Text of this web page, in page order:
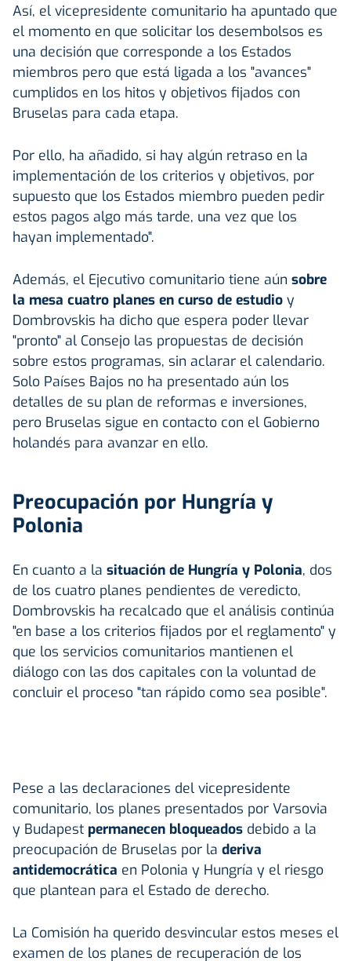
Así, el vicepresidente comunitario ha apuntado que
el momento en que solicitar los desembolsos es
una decisión que corresponde a los Estados
miembros pero que está ligada a los "avances"
cumplidos en los hitos y objetivos fijados con
Bruselas para cada etapa.
Por ello, ha añadido, si hay algún retraso en la
implementación de los criterios y objetivos, por
supuesto que los Estados miembro pueden pedir
estos pagos algo más tarde, una vez que los
hayan implementado".
Además, el Ejecutivo comunitario tiene aún sobre
la mesa cuatro planes en curso de estudio y
Dombrovskis ha dicho que espera poder llevar
"pronto" al Consejo las propuestas de decisión
sobre estos programas, sin aclarar el calendario.
Solo Países Bajos no ha presentado aún los
detalles de su plan de reformas e inversiones,
pero Bruselas sigue en contacto con el Gobierno
holandés para avanzar en ello.
Preocupación por Hungría y
Polonia
En cuanto a la situación de Hungría y Polonia, dos
de los cuatro planes pendientes de veredicto,
Dombrovskis ha recalcado que el análisis continúa
"en base a los criterios fijados por el reglamento" y
que los servicios comunitarios mantienen el
diálogo con las dos capitales con la voluntad de
concluir el proceso "tan rápido como sea posible".
Pese a las declaraciones del vicepresidente
comunitario, los planes presentados por Varsovia
y Budapest permanecen bloqueados debido a la
preocupación de Bruselas por la deriva
antidemocrática en Polonia y Hungría y el riesgo
que plantean para el Estado de derecho.
La Comisión ha querido desvincular estos meses el
examen de los planes de recuperación de los